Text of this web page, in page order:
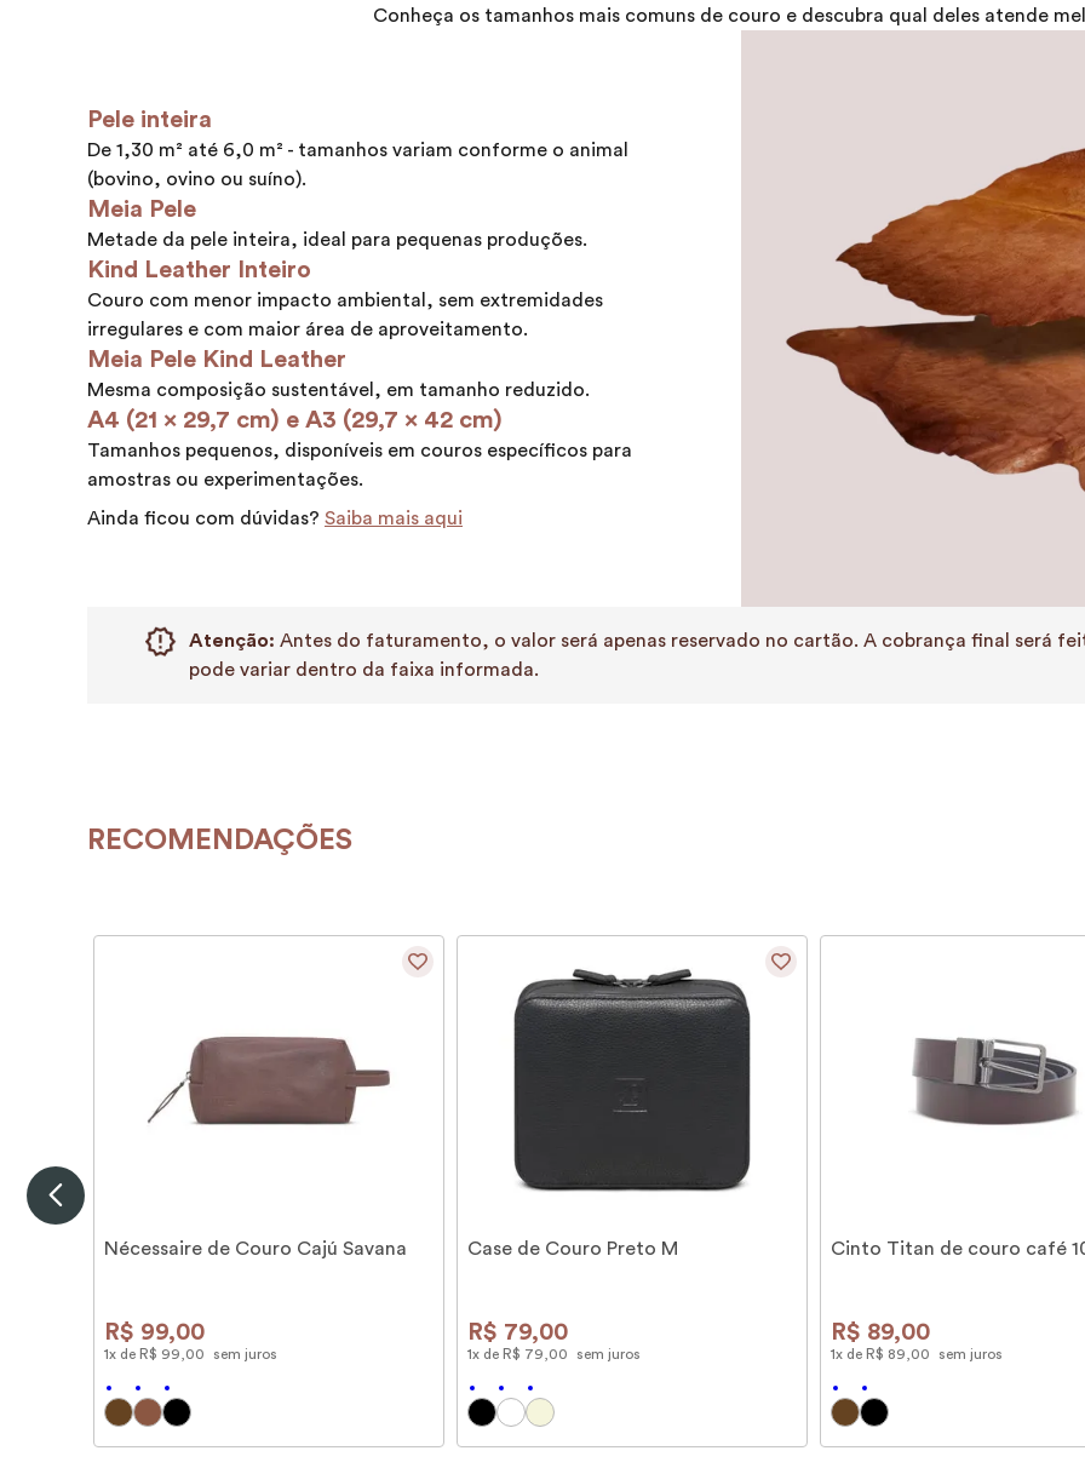
Conheça os tamanhos mais comuns de couro e descubra qual deles atende
Pele inteira
De 1,30 m² até 6,0 m² - tamanhos variam conforme o animal
(bovino, ovino ou suíno).
Meia Pele
Metade da pele inteira, ideal para pequenas produções.
Kind Leather Inteiro
Couro com menor impacto ambiental, sem extremidades
irregulares e com maior área de aproveitamento.
Meia Pele Kind Leather
Mesma composição sustentável, em tamanho reduzido.
A4 (21 x 29,7 cm) e A3 (29,7 x 42 cm)
Tamanhos pequenos, disponíveis em couros específicos para
amostras ou experimentações.
Ainda ficou com dúvidas? Saiba mais aqui
Atenção: Antes do faturamento, o valor será apenas reservado no cartão. A cobrança final será
pode variar dentro da faixa informada.
RECOMENDAÇÕES
Nécessaire de Couro Cajú Savana
R$ 99,00
1x de R$ 99 00 sem juros
Case de Couro Preto M
R$ 79,00
1x de R$ 79 00 sem juros
Cinto Titan de couro café
R$ 89,00
1x de R$ 89 00 sem juros